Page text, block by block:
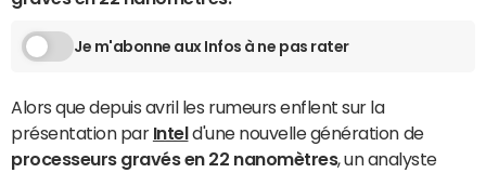
Je m'abonne aux Infos à ne pas rater
Alors que depuis avril les rumeurs enflent sur la
présentation par Intel d'une nouvelle génération de
processeurs gravés en 22 nanomètres, un analyste